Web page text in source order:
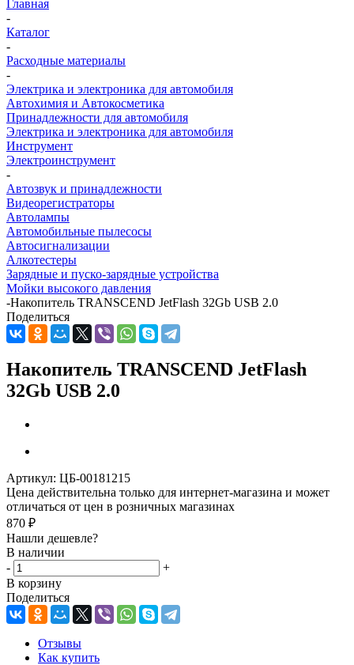
Главная
-
Каталог
-
Расходные материалы
-
Электрика и электроника для автомобиля
Автохимия и Автокосметика
Принадлежности для автомобиля
Электрика и электроника для автомобиля
Инструмент
Электроинструмент
-
Автозвук и принадлежности
Видеорегистраторы
Автолампы
Автомобильные пылесосы
Автосигнализации
Алкотестеры
Зарядные и пуско-зарядные устройства
Мойки высокого давления
-Накопитель TRANSCEND JetFlash 32Gb USB 2.0
Поделиться
Накопитель TRANSCEND JetFlash
32Gb USB 2.0
Артикул: ЦБ-00181215
Цена действительна только для интернет-магазина и может
отличаться от цен в розничных магазинах
870 ₽
Нашли дешевле?
В наличии
-
+
В корзину
Поделиться
Отзывы
Как купить